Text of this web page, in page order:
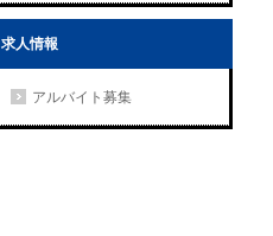
求人情報
アルバイト募集